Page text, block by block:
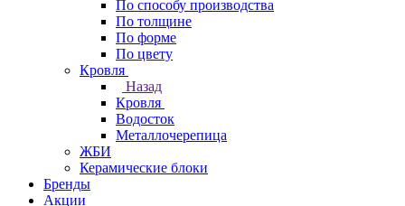
По способу производства
По толщине
По форме
По цвету
Кровля
Назад
Кровля
Водосток
Металлочерепица
ЖБИ
Керамические блоки
Бренды
Акции